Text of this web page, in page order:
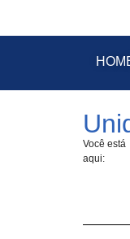
Você está
aqui: